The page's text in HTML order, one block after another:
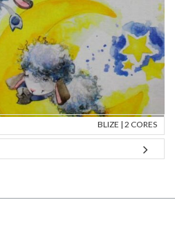
BLIZE | 2 CORES